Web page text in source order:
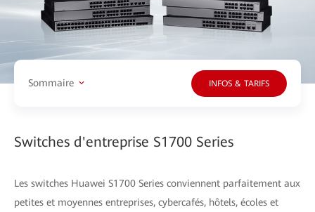
Sommaire INFOS & TARIFS
Switches d'entreprise S1700 Series
Les switches Huawei S1700 Series conviennent parfaitement aux
petites et moyennes entreprises, cybercafés, hôtels, écoles et